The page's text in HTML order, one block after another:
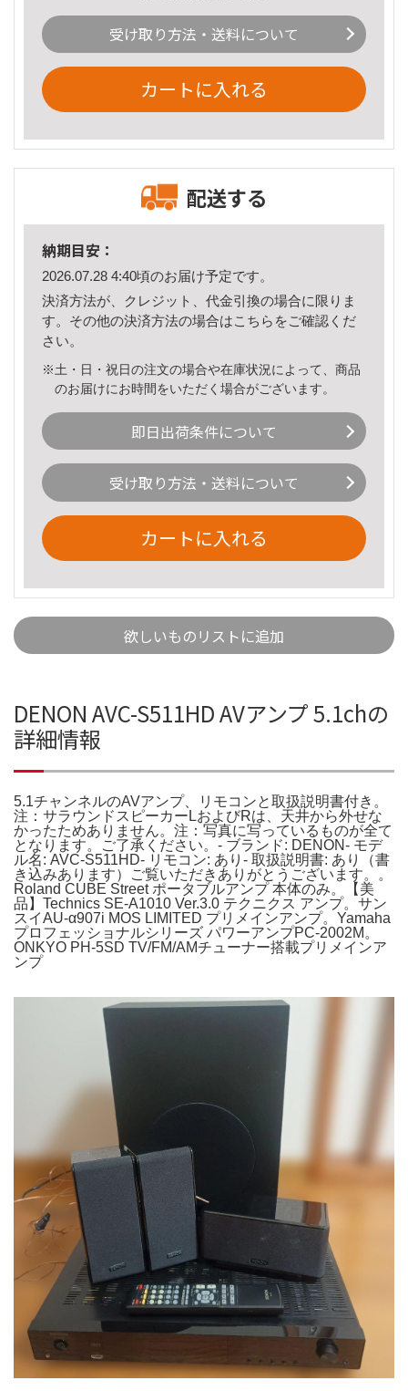
受け取り方法・送料について
カートに入れる
配送する
納期目安：
2026.07.28 4:40頃のお届け予定です。
決済方法が、クレジット、代金引換の場合に限りま
す。その他の決済方法の場合はこちら をご確認くだ
さい。
※土・日・祝日の注文の場合や在庫状況によって、商品
のお届けにお時間をいただく場合がございます。
即日出荷条件について
受け取り方法・送料について
カートに入れる
欲しいものリストに追加
DENON AVC-S511HD AVアンプ 5.1chの
詳細情報
5.1チャンネルのAVアンプ、リモコンと取扱説明書付き。
注：サラウンドスピーカーLおよびRは、天井から外せな
かったためありません。注：写真に写っているものが全て
となります。ご了承ください。- ブランド: DENON- モデ
ル名: AVC-S511HD- リモコン: あり- 取扱説明書: あり（書
き込みあります）ご覧いただきありがとうございます。。
Roland CUBE Street ポータブルアンプ 本体のみ。【美
品】Technics SE-A1010 Ver.3.0 テクニクス アンプ。サン
スイAU-α907i MOS LIMITED プリメインアンプ。Yamaha
プロフェッショナルシリーズ パワーアンプPC-2002M。
ONKYO PH-5SD TV/FM/AMチューナー搭載プリメインア
ンプ